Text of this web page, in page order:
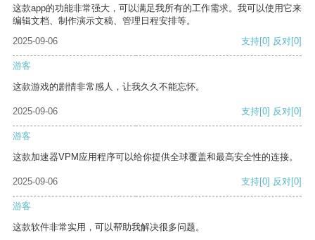
这款app的功能非常强大，可以满足我所有的工作需求。我可以使用它来
编辑文档、制作演示文稿、管理日程安排等。
2025-09-06
支持[0] 反对[0]
游客
这款游戏的剧情非常感人，让我久久不能忘怀。
2025-09-06 支持[0] 反对[0]
游客
这款加速器VPM应用程序可以给你提供全球覆盖和最高安全性的连接。
2025-09-06 支持[0] 反对[0]
游客
这款软件非常实用，可以帮助我解决很多问题。